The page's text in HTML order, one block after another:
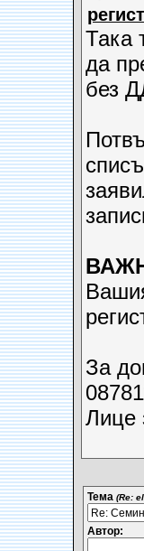
Така
да
без
За
Лице
Тема (Re:
Автор: